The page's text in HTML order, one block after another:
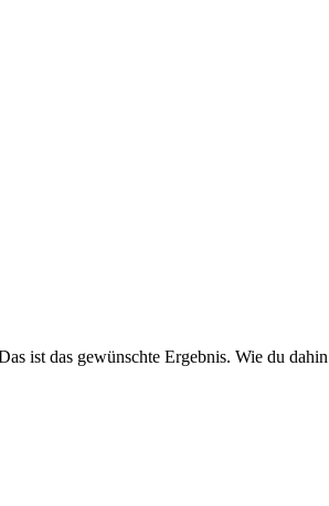
ist das gewünschte Ergebnis. Wie du